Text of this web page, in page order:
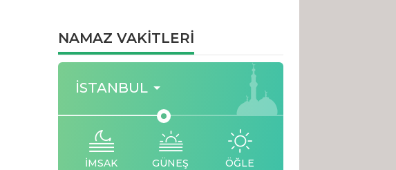
NAMAZ VAKİTLERİ
İSTANBUL
İMSAK GÜNEŞ ÖĞLE